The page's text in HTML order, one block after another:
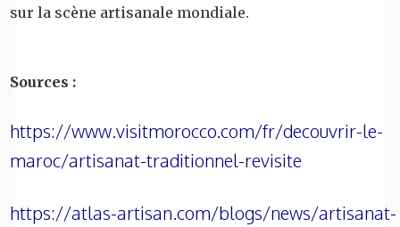
sur la scène artisanale mondiale.
Sources :
https://www.visitmorocco.com/fr/decouvrir-le-
maroc/artisanat-traditionnel-revisite
https://atlas-artisan.com/blogs/news/artisanat-